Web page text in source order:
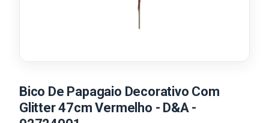
Bico De Papagaio Decorativo Com
Glitter 47cm Vermelho - D&A -